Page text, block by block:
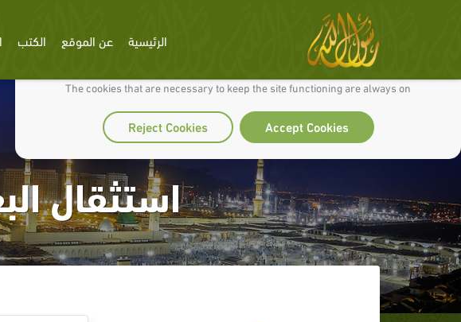
We use cookies to make our site work well for you and so we can continually improve it.
The cookies that are necessary to keep the site functioning are always on
Accept Cookies
Reject Cookies
الرئيسية عن الموقع الكتب
استثقال